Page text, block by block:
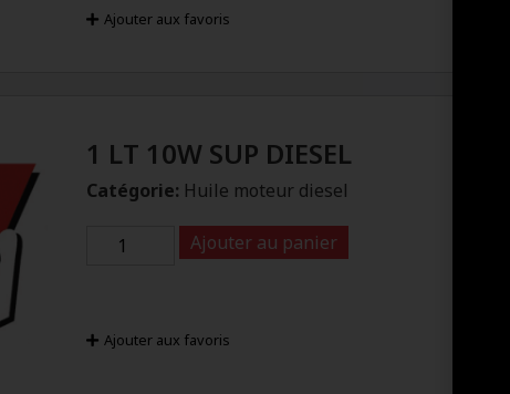
Ajouter aux favoris
1 LT 10W SUP DIESEL
Catégorie: Huile moteur diesel
Ajouter au panier
Ajouter aux favoris